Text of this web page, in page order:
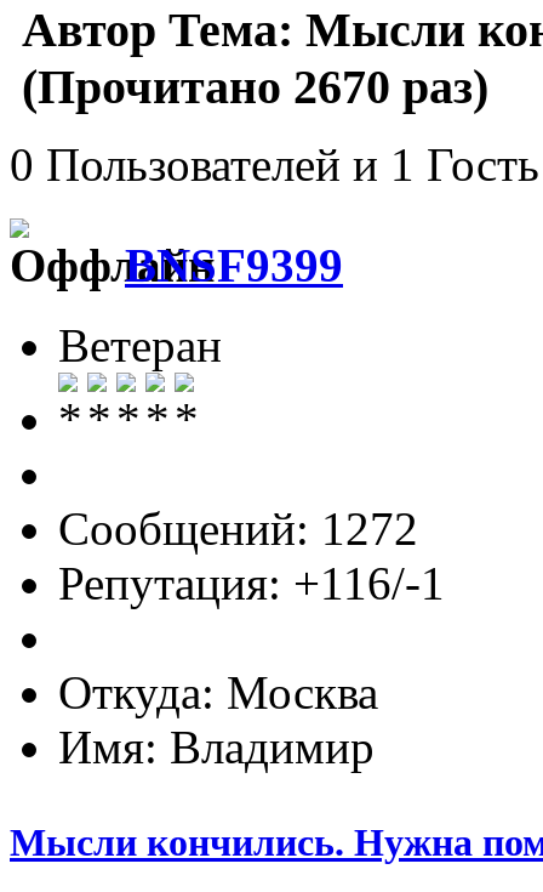
Автор Тема: Мысли
(Прочитано 2670 раз)
0 Пользователей и 1
BNSF9399
Ветеран
Сообщений: 1272
Репутация: +116/-1
Откуда: Москва
Имя: Владимир
Мысли кончились. Нужна